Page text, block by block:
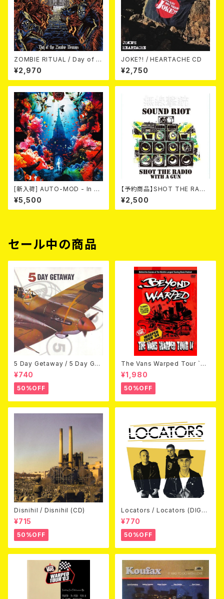
ZOMBIE RITUAL / Day of th
e Zombie Demons
¥2,970
JOKE?! / HEARTACHE CD
¥2,750
[新入荷] AUTO-MOD - In Th
e Wake Of KING AUTO-MO
D（CD+DVD/初回限定盤）
¥5,500
【予約商品】SHOT THE RADI
O WITH A GUN / SOUND RI
OT (CD)【8月８日発売】
¥2,500
セール中の商品
5 Day Getaway / 5 Day Get
away (CDEP)
¥740
50%OFF
The Vans Warped Tour `04
Beyond Warped (国内盤DV
D)
¥1,980
50%OFF
Disnihil / Disnihil (CD)
¥715
50%OFF
Locators / Locators (DIGPA
CK CD)
¥770
50%OFF